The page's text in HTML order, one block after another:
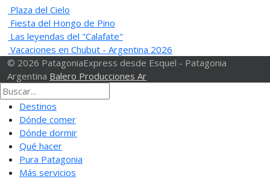
Plaza del Cielo
Fiesta del Hongo de Pino
Las leyendas del "Calafate"
Vacaciones en Chubut - Argentina 2026
© 2026 PatagoniaExpress desde Esquel - Patagonia
Argentina Balero Producciones Ar
Destinos
Dónde comer
Dónde dormir
Qué hacer
Pura Patagonia
Más servicios